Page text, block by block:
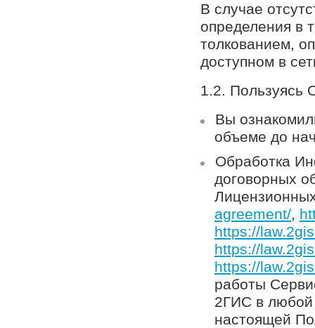
В случае
определения в
толкованием,
доступном в
1.2. Пользуясь
Вы
объеме до
Обработка
договорных
agreement/,
https://
https://
https://
работы
2ГИС в любой
настоящей